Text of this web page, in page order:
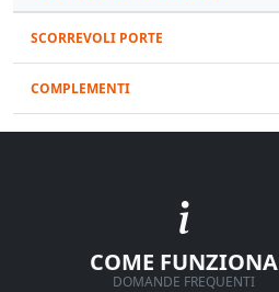
SCORREVOLI PORTE
COMPLEMENTI
COME FUNZIONA
DOMANDE FREQUENTI